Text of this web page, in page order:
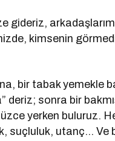
gideriz,
kimsenin
bir tabak yemekle
deriz; sonra bir
yerken buluruz.
suçluluk, utanç… Ve